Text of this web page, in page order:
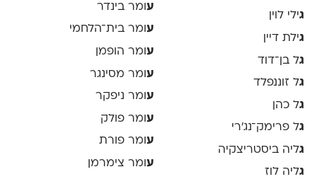
גילי לוין
גילת דיין
גל בן־דוד
גל זוננפלד
גל כהן
גל פרימק־נג׳רי
גליה ביסטריצקיה
גליה לוז
ע ומר בינדר
עומר בית־הלחמי
ע ומר הופמן
עומר מסינגר
ע ומר ניפקר
ע ומר פולק
עומר פורת
ע ומר צימרמן